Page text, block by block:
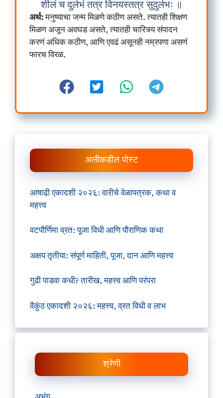
शीलं च दुर्लभं तत्र विनयस्तत्र सुदुर्लभः ॥
अर्थ:मनुष्याचा जन्म मिळणे कठीण असते. त्यातही शिक्षण
मिळण अजून अवघड असते, त्यातही चारित्र्य संपादन
करणं अधिक कठीण, आणि एवढं असूनही नम्रपणा असणं
फारच विरळ.
अलीकडील पोस्ट
आषाढी एकादशी २०२६: वारीचे वेळापत्रक, कथा व
महत्त्व
वटपौर्णिमा व्रत: पूजा विधी आणि पौराणिक कथा
अक्षय तृतीया: संपूर्ण माहिती, पूजा, दान आणि महत्त्व
गुढी पाडवा कधी? तारीख, महत्त्व आणि परंपरा
वैकुंठ एकादशी २०२६: महत्त्व, व्रत विधी व लाभ
श्रेणी